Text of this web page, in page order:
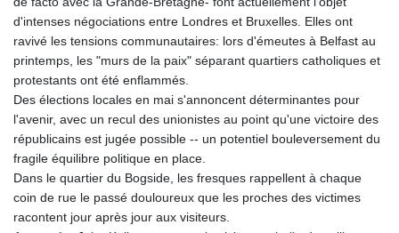
d'intenses négociations entre Londres et Bruxelles. Elles ont
ravivé les tensions communautaires: lors d'émeutes à Belfast au
printemps, les "murs de la paix" séparant quartiers catholiques et
protestants ont été enflammés.
Des élections locales en mai s'annoncent déterminantes pour
l'avenir, avec un recul des unionistes au point qu'une victoire des
républicains est jugée possible -- un potentiel bouleversement du
fragile équilibre politique en place.
Dans le quartier du Bogside, les fresques rappellent à chaque
coin de rue le passé douloureux que les proches des victimes
racontent jour après jour aux visiteurs.